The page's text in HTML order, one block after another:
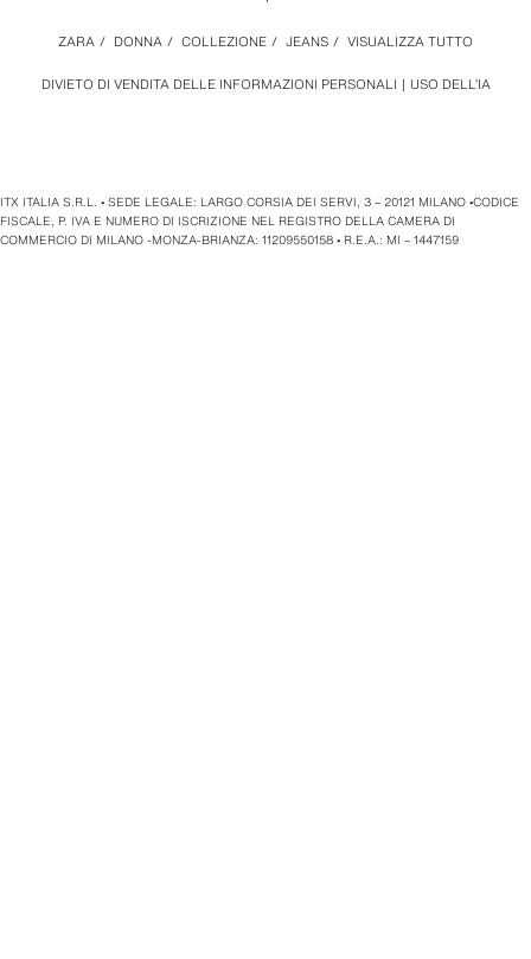
DIVIETO DI VENDITA DELLE INFORMAZIONI PERSONALI USO DELL’IA
ZARA / DONNA / COLLEZIONE / JEANS / VISUALIZZA TUTTO
ITX ITALIA S.R.L. • SEDE LEGALE: LARGO CORSIA DEI SERVI, 3 – 20121 MILANO •CODICE
FISCALE, P. IVA E NUMERO DI ISCRIZIONE NEL REGISTRO DELLA CAMERA DI
COMMERCIO DI MILANO -MONZA-BRIANZA: 11209550158 • R.E.A.: MI – 1447159